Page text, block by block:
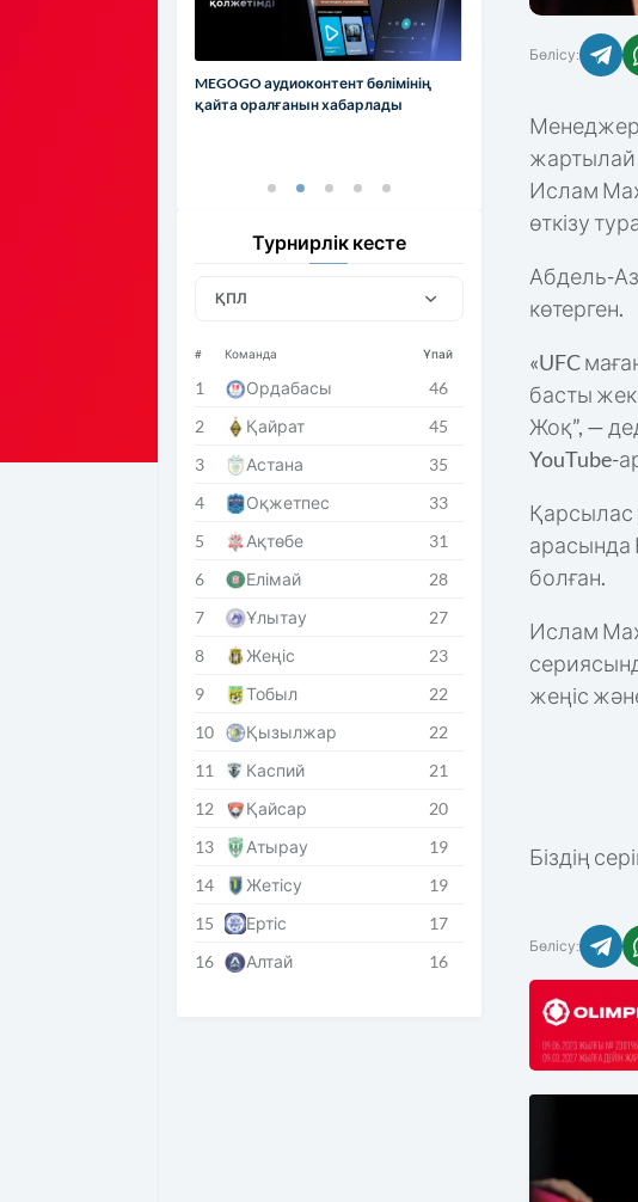
MEGOGO аудиоконтент бөлімінің
қайта оралғанын хабарлады
Турнирлік кесте
ҚПЛ
# Команда Ұпай
1 Ордабасы
46
2
Қайрат
45
3
Астана
35
4
Оқжетпес
33
5
Ақтөбе
31
6
Елімай
28
7
Ұлытау
27
8
Жеңіс
23
9
Тобыл
22
10
Қызылжар
22
11
Каспий
21
12
Қайсар
20
13
Атырау
19
14
Жетісу
19
15
Ертіс
17
16
Алтай 16
Бөлісу:
Менеджер
жартылай
Ислам
өткізу
Абдель-
көтерген.
«UFC
басты
Жоқ”, —
YouTube-
Қарсылас
арасында
болған.
Ислам
жеңіс
Біздің
Бөлісу: